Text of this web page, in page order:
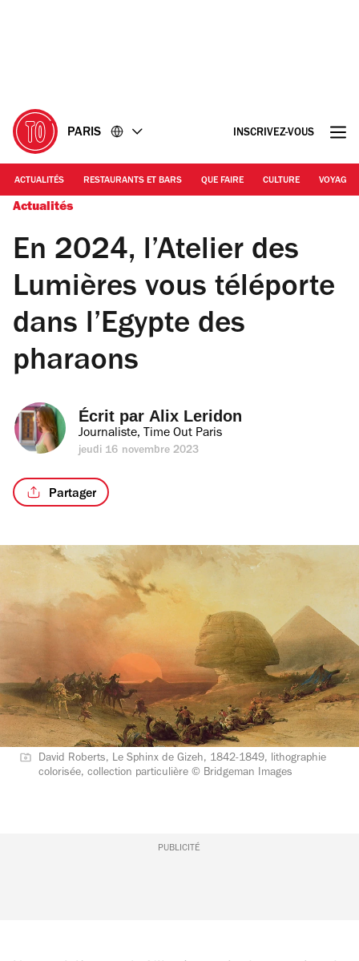
PARIS INSCRIVEZ-VOUS
ACTUALITÉS RESTAURANTS ET BARS QUE FAIRE CULTURE VOYAGE
Actualités
En 2024, l’Atelier des
Lumières vous téléporte
dans l’Egypte des
pharaons
Écrit par Alix Leridon
Journaliste, Time Out Paris
jeudi 16 novembre 2023
Partager
David Roberts, Le Sphinx de Gizeh, 1842-1849, lithographie
colorisée, collection particulière © Bridgeman Images
PUBLICITÉ